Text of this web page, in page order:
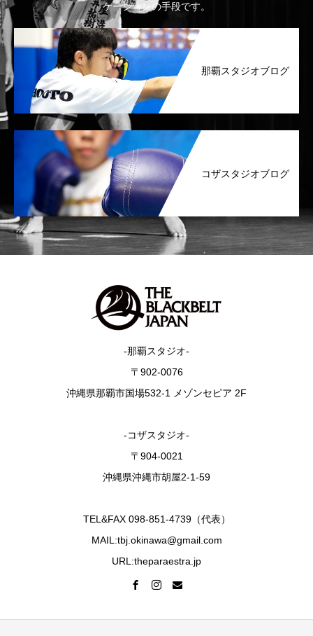
ケーションの手段です。
那覇スタジオブログ
コザスタジオブログ
-那覇スタジオ-
〒902-0076
沖縄県那覇市国場532-1 メゾンセピア 2F
-コザスタジオ-
〒904-0021
沖縄県沖縄市胡屋2-1-59
TEL&FAX 098-851-4739（代表）
MAIL:tbj.okinawa@gmail.com
URL:theparaestra.jp